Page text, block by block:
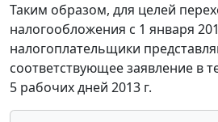
Таким образом, для целей
налогообложения с 1 января
налогоплательщики
соответствующее заявление в
5 рабочих дней 2013 г.